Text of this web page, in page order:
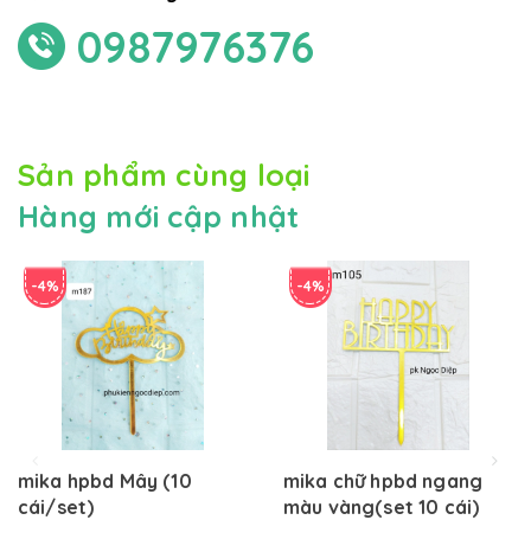
0987976376
Sản phẩm cùng loại
Hàng mới cập nhật
-4%
mika hpbd Mây (10
cái/set)
-4%
mika chữ hpbd ngang
màu vàng(set 10 cái)